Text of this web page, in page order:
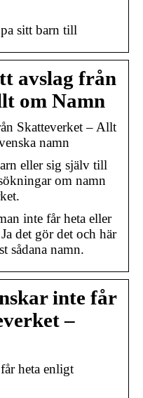
sitt barn till
avslag från
om Namn
Skatteverket – Allt
namn
eller sig själv till
om namn
inte får heta eller
det gör det och här
sådana namn.
inte får
–
heta enligt